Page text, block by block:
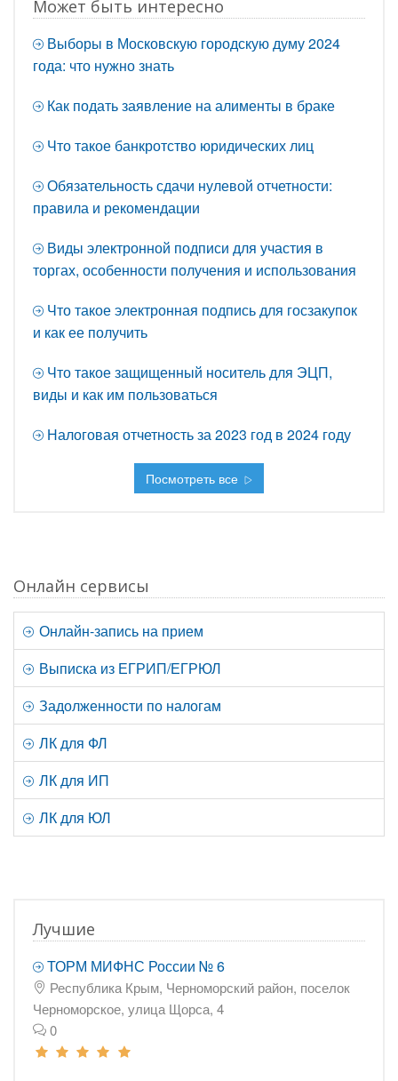
Может быть интересно
Выборы в Московскую городскую думу 2024
года: что нужно знать
Как подать заявление на алименты в браке
Что такое банкротство юридических лиц
Обязательность сдачи нулевой отчетности:
правила и рекомендации
Виды электронной подписи для участия в
торгах, особенности получения и использования
Что такое электронная подпись для госзакупок
и как ее получить
Что такое защищенный носитель для ЭЦП,
виды и как им пользоваться
Налоговая отчетность за 2023 год в 2024 году
Посмотреть все
Онлайн сервисы
Онлайн-запись на прием
Выписка из ЕГРИП/ЕГРЮЛ
Задолженности по налогам
ЛК для ФЛ
ЛК для ИП
ЛК для ЮЛ
Лучшие
ТОРМ МИФНС России № 6
Республика Крым, Черноморский район, поселок
Черноморское, улица Щорса, 4
0